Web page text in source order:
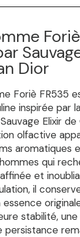
Dior
Foriè FR535
inspirée par
Elixir de
olfactive
aromatiques
qui
et
il
essence
stabilité,
persistance